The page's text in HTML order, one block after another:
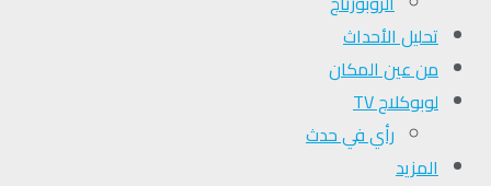
تحلیل الأحداث
من عين المكان
لوبوكلاج TV
رأي في حدث
المزيد